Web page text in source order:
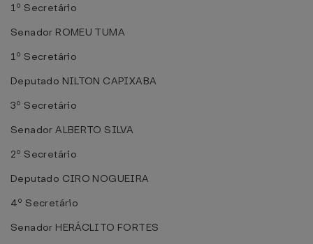
1º Secretário
Senador ROMEU TUMA
1º Secretário
Deputado NILTON CAPIXABA
3º Secretário
Senador ALBERTO SILVA
2º Secretário
Deputado CIRO NOGUEIRA
4º Secretário
Senador HERÁCLITO FORTES